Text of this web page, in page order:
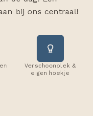
bij ons centraal!
Verschoonplek &
eigen hoekje